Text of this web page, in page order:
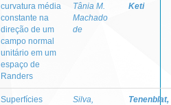
curvatura média
constante na
direção de um
campo normal
unitário em um
espaço de
Randers
Tânia M.
Machado
de
Keti
Superfícies
Silva,
Tenenblat,